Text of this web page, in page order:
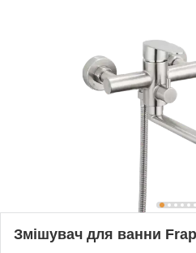
Змішувач для ванни